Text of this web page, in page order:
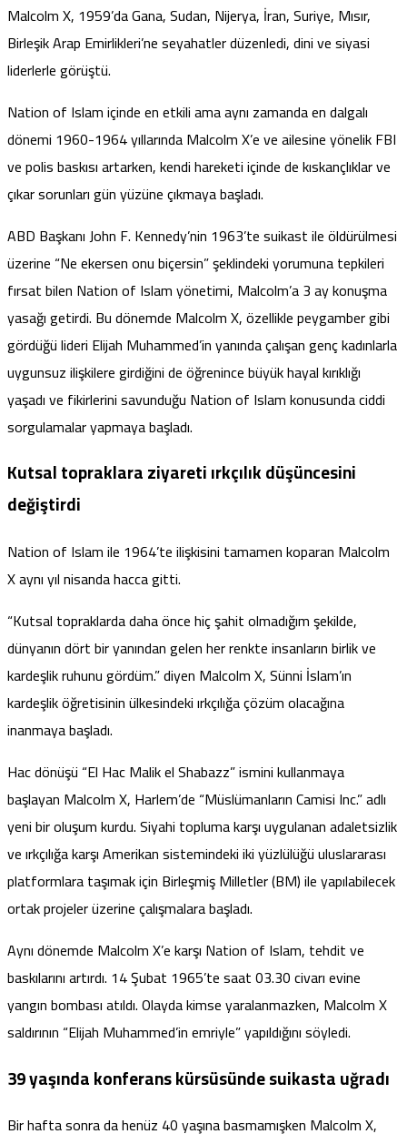
Malcolm X, 1959’da Gana, Sudan, Nijerya, İran, Suriye, Mısır,
Birleşik Arap Emirlikleri’ne seyahatler düzenledi, dini ve siyasi
liderlerle görüştü.
Nation of Islam içinde en etkili ama aynı zamanda en dalgalı
dönemi 1960-1964 yıllarında Malcolm X’e ve ailesine yönelik FBI
ve polis baskısı artarken, kendi hareketi içinde de kıskançlıklar ve
çıkar sorunları gün yüzüne çıkmaya başladı.
ABD Başkanı John F. Kennedy’nin 1963’te suikast ile öldürülmesi
üzerine “Ne ekersen onu biçersin” şeklindeki yorumuna tepkileri
fırsat bilen Nation of Islam yönetimi, Malcolm’a 3 ay konuşma
yasağı getirdi. Bu dönemde Malcolm X, özellikle peygamber gibi
gördüğü lideri Elijah Muhammed’in yanında çalışan genç kadınlarla
uygunsuz ilişkilere girdiğini de öğrenince büyük hayal kırıklığı
yaşadı ve fikirlerini savunduğu Nation of Islam konusunda ciddi
sorgulamalar yapmaya başladı.
Kutsal topraklara ziyareti ırkçılık düşüncesini
değiştirdi
Nation of Islam ile 1964’te ilişkisini tamamen koparan Malcolm
X aynı yıl nisanda hacca gitti.
“Kutsal topraklarda daha önce hiç şahit olmadığım şekilde,
dünyanın dört bir yanından gelen her renkte insanların birlik ve
kardeşlik ruhunu gördüm.” diyen Malcolm X, Sünni İslam’ın
kardeşlik öğretisinin ülkesindeki ırkçılığa çözüm olacağına
inanmaya başladı.
Hac dönüşü “El Hac Malik el Shabazz” ismini kullanmaya
başlayan Malcolm X, Harlem’de “Müslümanların Camisi Inc.” adlı
yeni bir oluşum kurdu. Siyahi topluma karşı uygulanan adaletsizlik
ve ırkçılığa karşı Amerikan sistemindeki iki yüzlülüğü uluslararası
platformlara taşımak için Birleşmiş Milletler (BM) ile yapılabilecek
ortak projeler üzerine çalışmalara başladı.
Aynı dönemde Malcolm X’e karşı Nation of Islam, tehdit ve
baskılarını artırdı. 14 Şubat 1965’te saat 03.30 civarı evine
yangın bombası atıldı. Olayda kimse yaralanmazken, Malcolm X
saldırının “Elijah Muhammed’in emriyle” yapıldığınısöyledi.
39 yaşında konferans kürsüsünde suikasta uğradı
Bir hafta sonra da henüz 40 yaşına basmamışken Malcolm X,